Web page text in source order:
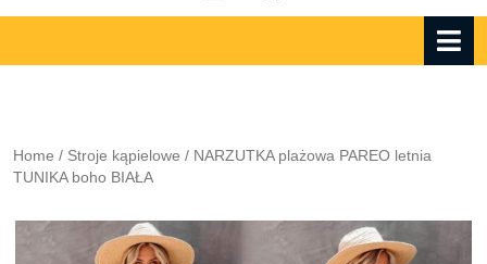
Account
cart
Home / Stroje kąpielowe / NARZUTKA plażowa PAREO letnia
TUNIKA boho BIAŁA